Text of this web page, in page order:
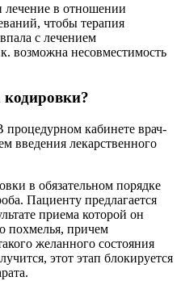
лечение в отношении
чтобы терапия
с лечением
возможна несовместимость
кодировки?
процедурном кабинете врач-
введения лекарственного
в обязательном порядке
Пациенту предлагается
приема которой он
похмелья, причем
желанного состояния
этот этап блокируется